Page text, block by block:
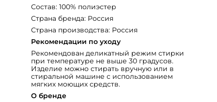
Состав: 100% полиэстер
Страна бренда: Россия
Страна производства: Россия
Рекомендации по уходу
Рекомендован деликатный режим стирки
при температуре не выше 30 градусов.
Изделие можно стирать вручную или в
стиральной машине с использованием
мягких моющих средств.
О бренде